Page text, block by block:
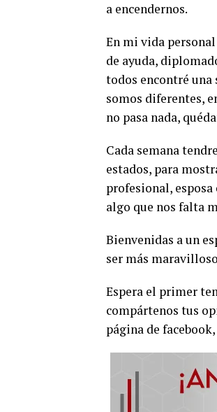
a encendernos.
En mi vida
de ayuda,
todos encontré
somos diferentes,
no pasa nada,
Cada semana
estados, para
profesional,
algo que nos falta
Bienvenidas a un
ser más
Espera el primer
compártenos tus
página de